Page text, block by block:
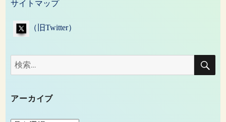
サイトマップ
（旧Twitter）
検
索:
検
アーカイブ